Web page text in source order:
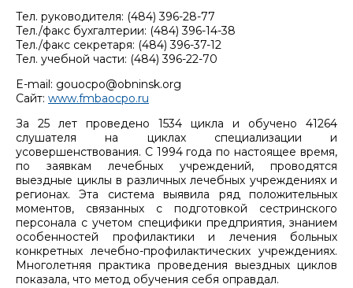
Тел. руководителя: (484) 396-28-77
Тел./факс бухгалтерии: (484) 396-14-38
Тел./факс секретаря: (484) 396-37-12
Тел. учебной части: (484) 396-22-70
E-mail: gouocpo@obninsk.org
Сайт: www.fmbaocpo.ru
За 25 лет проведено 1534 цикла и обучено 41264
слушателя на циклах специализации и
усовершенствования. С 1994 года по настоящее время,
по заявкам лечебных учреждений, проводятся
выездные циклы в различных лечебных учреждениях и
регионах. Эта система выявила ряд положительных
моментов, связанных с подготовкой сестринского
персонала с учетом специфики предприятия, знанием
особенностей профилактики и лечения больных
конкретных лечебно-профилактических учреждениях.
Многолетняя практика проведения выездных циклов
показала, что метод обучения себя оправдал.